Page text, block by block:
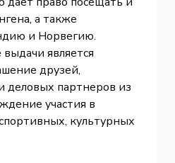
а также
и Норвегию.
является
друзей,
деловых партнеров из
участия в
культурных